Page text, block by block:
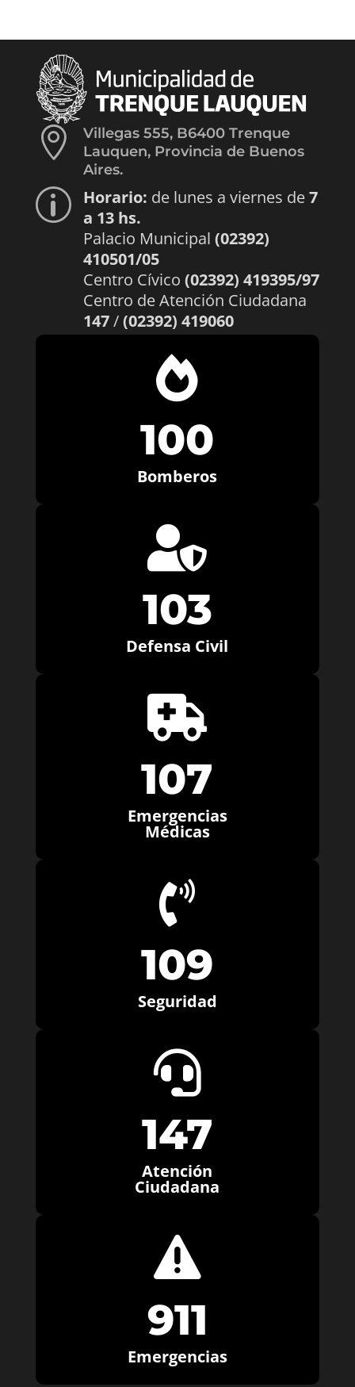

Villegas 555, B6400 Trenque
Lauquen, Provincia de Buenos
Aires.
p Horario: de lunes a viernes de7
a 13 hs.
Palacio Municipal (02392)
410501/05
Centro Cívico (02392) 419395/97
Centro de Atención Ciudadana
147/(02392) 419060

100
Bomberos

103
Defensa Civil

107
Emergencias
Médicas

109
Seguridad

147
Atención
Ciudadana

911
Emergencias